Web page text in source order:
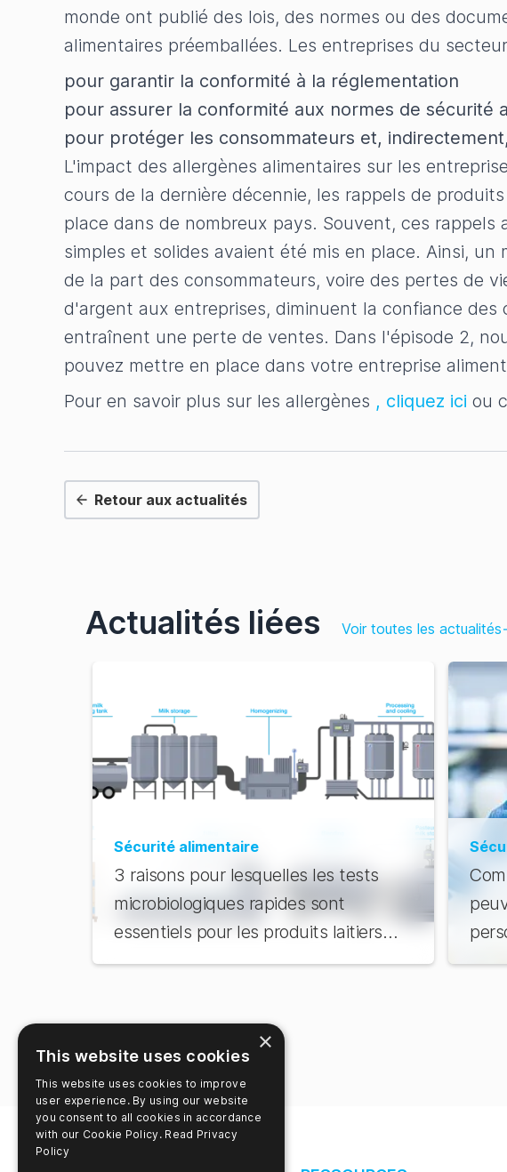
monde ont publié des lois, des normes ou des
alimentaires préemballées. Les entreprises du
pour garantir la conformité à la réglementation
pour assurer la conformité aux normes de sécurité
pour protéger les consommateurs et,
L'impact des allergènes alimentaires sur les
cours de la dernière décennie, les rappels de
place dans de nombreux pays. Souvent, ces
simples et solides avaient été mis en place. Ainsi,
de la part des consommateurs, voire des pertes de
d'argent aux entreprises, diminuent la confiance
entraînent une perte de ventes. Dans l'épisode 2,
pouvez mettre en place dans votre entreprise
Pour en savoir plus sur les allergènes , cliquez ici ou
Retour aux actualités
Actualités liées Voir toutes les actualités
Sécurité alimentaire
3 raisons pour lesquelles les tests
microbiologiques rapides sont
essentiels pour les produits laitiers
UHT et ESL
×
This website uses cookies
This website uses cookies to improve
user experience. By using our website
you consent to all cookies in accordance
with our Cookie Policy. Read Privacy
Policy